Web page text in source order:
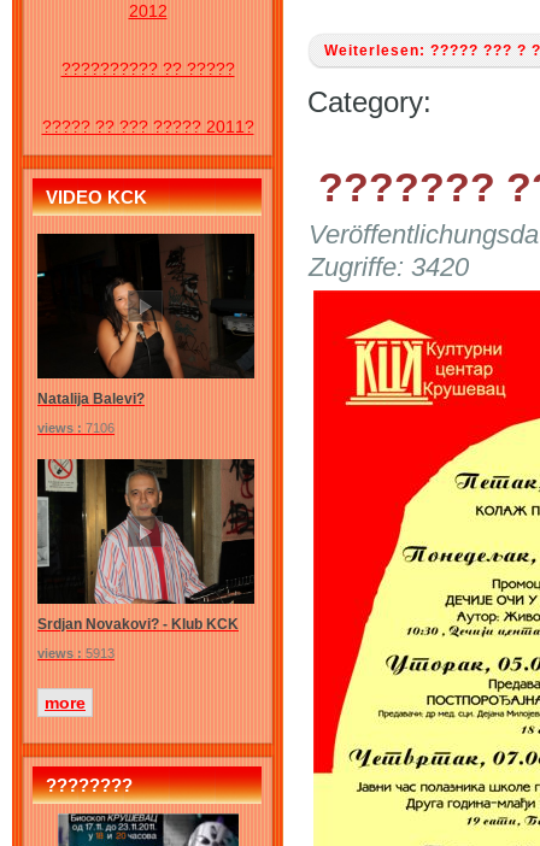
2012
?????????? ?? ?????
????? ?? ??? ????? 2011?
VIDEO KCK
Natalija Balevi?
views : 7106
Srdjan Novakovi? - Klub KCK
views : 5913
more
????????
Weiterlesen: ????? ??? ?
Category:
???????
Zugriffe: 3420